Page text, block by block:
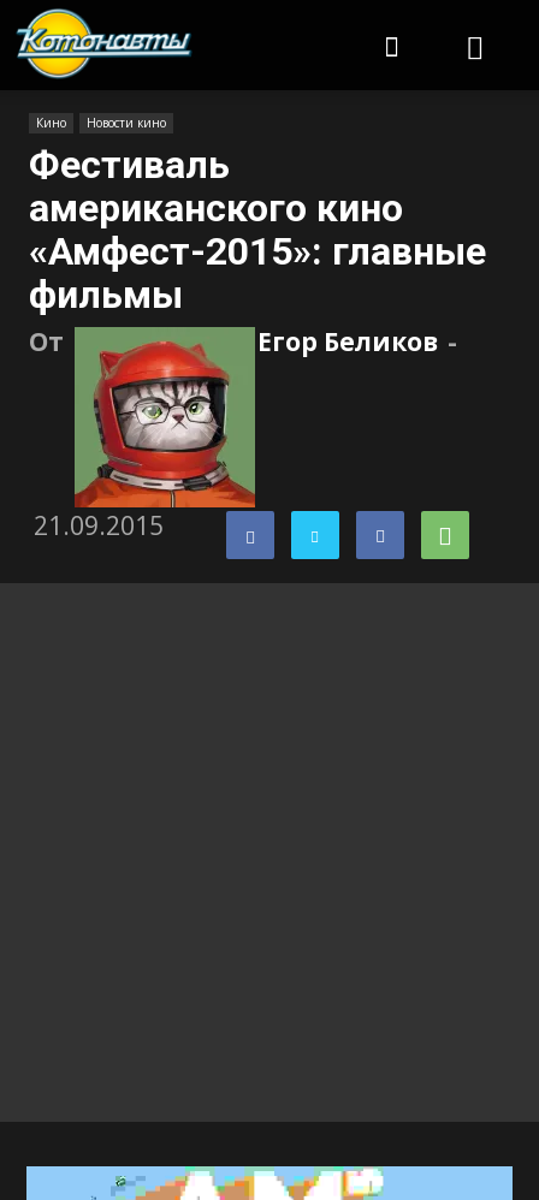
Кино Новости кино
Фестиваль
американского кино
«Амфест-2015»: главные
фильмы
От Егор Беликов -
21.09.2015